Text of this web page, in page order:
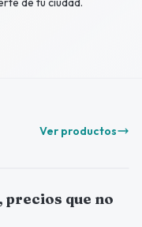
Ver productos
que no